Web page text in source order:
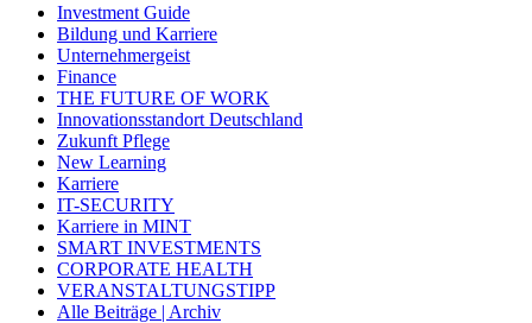
Investment Guide
Bildung und Karriere
Unternehmergeist
Finance
THE FUTURE OF WORK
Innovationsstandort Deutschland
Zukunft Pflege
New Learning
Karriere
IT-SECURITY
Karriere in MINT
SMART INVESTMENTS
CORPORATE HEALTH
VERANSTALTUNGSTIPP
Alle Beiträge | Archiv